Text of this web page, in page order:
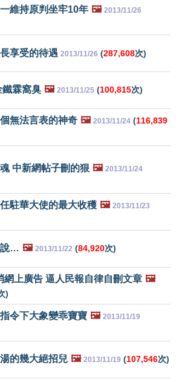
維持原判坐牢10年 🖼️ 2013/11/26
享受的待遇 2013/11/26 (287,608次)
鐵霖窩臭 🖼️ 2013/11/25 (100,815次)
無法言表的神奇 🖼️ 2013/11/24 (116,839
中新網帖子刪的狠 🖼️ 2013/11/24
駐華大使的最大收穫 🖼️ 2013/11/23
說… 🖼️ 2013/11/22 (84,920次)
上廣告 逼人民報自律自刪文章 🖼️
)
令下大象變乖寶寶 🖼️ 2013/11/19
的幾大絕招兒 🖼️ 2013/11/19 (107,546次)